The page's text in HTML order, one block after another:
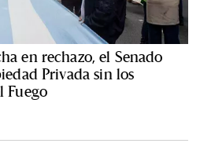
en rechazo, el Senado
Privada sin los
Fuego